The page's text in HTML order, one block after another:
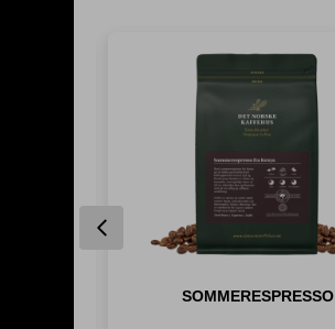
SOMMERESPRESSO
Previous